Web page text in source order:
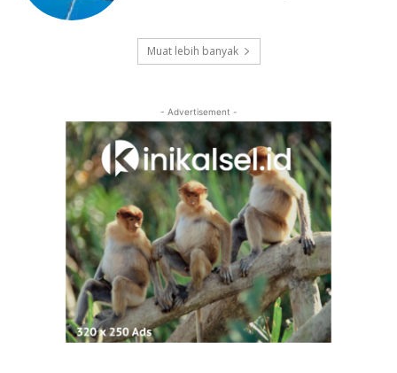
Muat lebih banyak
- Advertisement -